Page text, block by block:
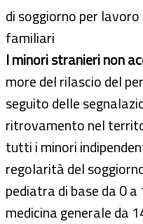
di soggiorno per
familiari
I minori stranieri non
more del rilascio del
seguito delle
ritrovamento nel
tutti i minori
regolarità del
pediatra di base da 0 a
medicina generale da